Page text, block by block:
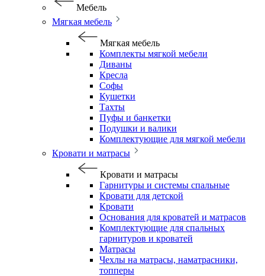
Мебель
Мягкая мебель
Мягкая мебель
Комплекты мягкой мебели
Диваны
Кресла
Софы
Кушетки
Тахты
Пуфы и банкетки
Подушки и валики
Комплектующие для мягкой мебели
Кровати и матрасы
Кровати и матрасы
Гарнитуры и системы спальные
Кровати для детской
Кровати
Основания для кроватей и матрасов
Комплектующие для спальных
гарнитуров и кроватей
Матрасы
Чехлы на матрасы, наматрасники,
топперы